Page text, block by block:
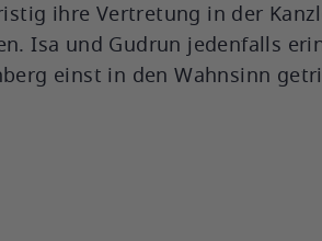
ihre Vertretung in der
Isa und Gudrun jedenfalls
einst in den Wahnsinn